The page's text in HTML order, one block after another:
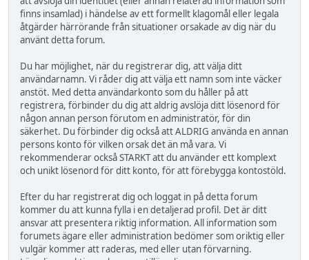
finns insamlad) i händelse av ett formellt klagomål eller legala
åtgärder härrörande från situationer orsakade av dig när du
använt detta forum.
Du har möjlighet, när du registrerar dig, att välja ditt
användarnamn. Vi råder dig att välja ett namn som inte väcker
anstöt. Med detta användarkonto som du håller på att
registrera, förbinder du dig att aldrig avslöja ditt lösenord för
någon annan person förutom en administratör, för din
säkerhet. Du förbinder dig också att ALDRIG använda en annan
persons konto för vilken orsak det än må vara. Vi
rekommenderar också STARKT att du använder ett komplext
och unikt lösenord för ditt konto, för att förebygga kontostöld.
Efter du har registrerat dig och loggat in på detta forum
kommer du att kunna fylla i en detaljerad profil. Det är ditt
ansvar att presentera riktig information. All information som
forumets ägare eller administration bedömer som oriktig eller
vulgär kommer att raderas, med eller utan förvarning.